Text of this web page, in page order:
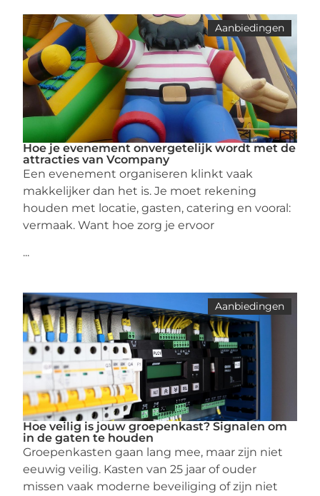
Aanbiedingen
Hoe je evenement onvergetelijk wordt met de
attracties van Vcompany
Een evenement organiseren klinkt vaak
makkelijker dan het is. Je moet rekening
houden met locatie, gasten, catering en vooral:
vermaak. Want hoe zorg je ervoor
...
Aanbiedingen
Hoe veilig is jouw groepenkast? Signalen om
in de gaten te houden
Groepenkasten gaan lang mee, maar zijn niet
eeuwig veilig. Kasten van 25 jaar of ouder
missen vaak moderne beveiliging of zijn niet